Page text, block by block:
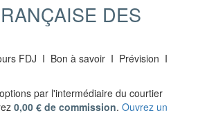
DES
FDJ I Bon à savoir I Prévision I
par l'intermédiaire du courtier
0,00 € de commission. Ouvrez un